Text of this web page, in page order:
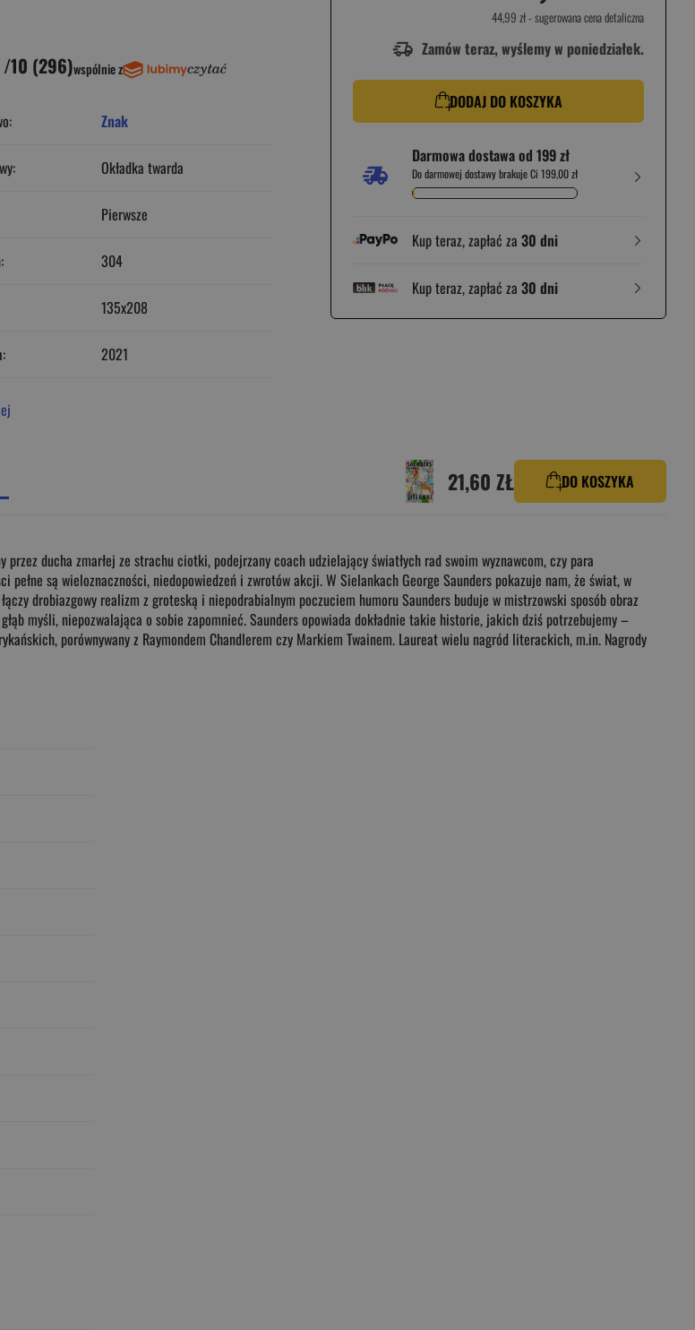
44,99 zł- sugerowana cena detaliczna
Zamów teraz, wyślemy w poniedziałek.
DODAJ DO KOSZYKA
Darmowa dostawa od 199 zł
Do darmowej dostawy brakuje Ci 199,00 zł
Kup teraz, zapłać za 30 dni
Kup teraz, zapłać za 30 dni
10 (296)wspólnie z
Znak
Okładka twarda
Pierwsze
304
135x208
2021
21,60 ZŁ DO KOSZYKA
przez ducha zmarłej ze strachu ciotki, podejrzany coach udzielający światłych rad swoim wyznawcom, czy para
są wieloznaczności, niedopowiedzeń i zwrotów akcji. W Sielankach George Saunders pokazuje nam, że świat, w
drobiazgowy realizm z groteską i niepodrabialnym poczuciem humoru Saunders buduje w mistrzowski sposób obraz
myśli, niepozwalająca o sobie zapomnieć. Saunders opowiada dokładnie takie historie, jakich dziś potrzebujemy –
porównywany z Raymondem Chandlerem czy Markiem Twainem. Laureat wielu nagród literackich, m.in. Nagrody